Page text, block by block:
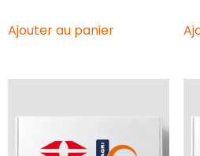
Ajouter au panier